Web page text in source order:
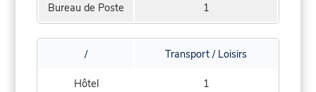
Bureau de Poste 1
/ Transport / Loisirs
Hôtel 1